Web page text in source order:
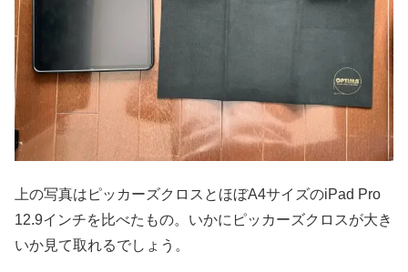
上の写真はピッカーズクロスとほぼA4サイズのiPad Pro
12.9インチを比べたもの。いかにピッカーズクロスが大き
いか見て取れるでしょう。